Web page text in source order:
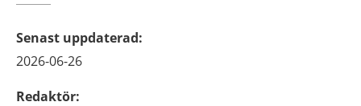
Senast uppdaterad:
2026-06-26
Redaktör: